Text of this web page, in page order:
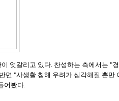
엇갈리고 있다. 찬성하는 측에서는 "
면 "사생활 침해 우려가 심각해질 뿐만
어봤다.